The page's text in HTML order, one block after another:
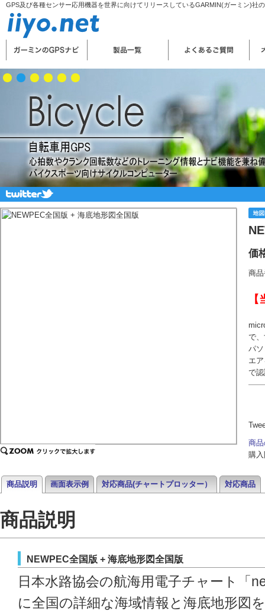
GPS及び各種センサー応用機器を世界に向けてリリースしているGARMIN(ガーミン)社
価
商
で
パ
エ
で
商
購
商品説明 画面表示例 対応商品(チャートプロッター） 対応商品
商品説明
NEWPEC全国版 + 海底地形図全国版
日本水路協会の航海用電子チャート「
に全国の詳細な海域情報と海底地形図